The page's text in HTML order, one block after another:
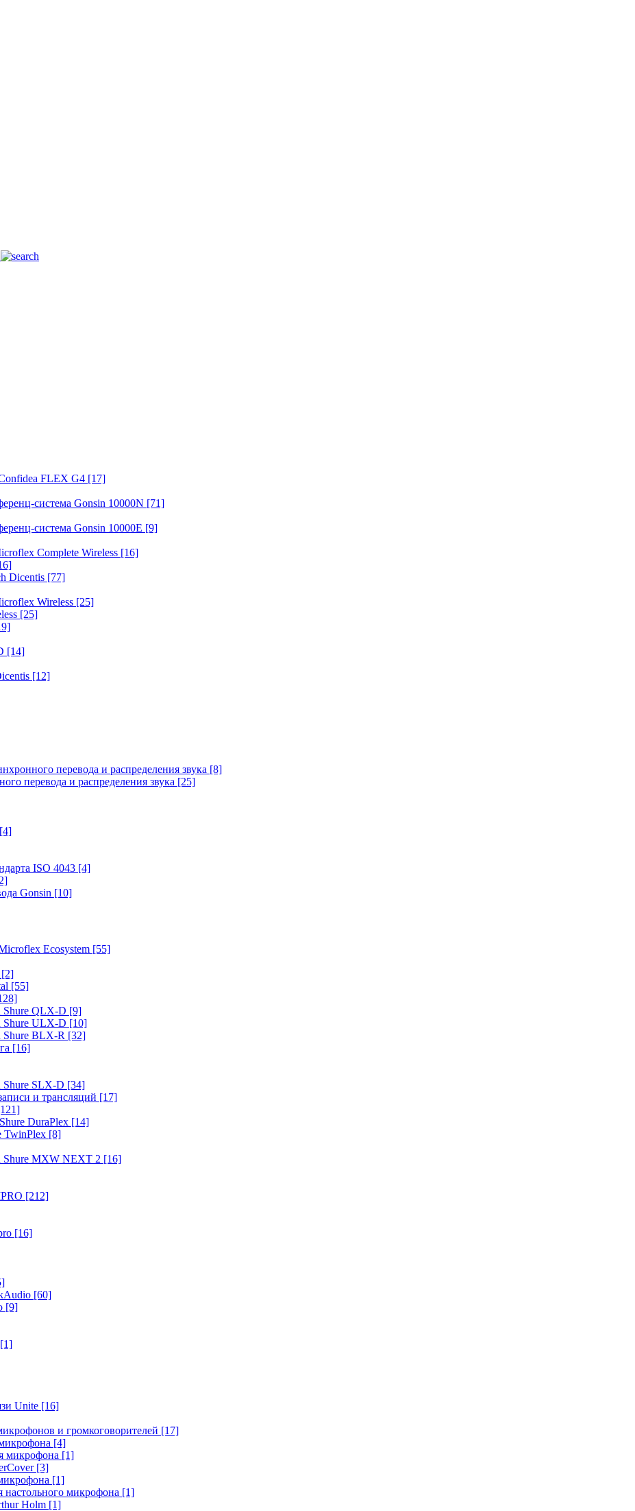
FLEX G4 [17]
система Gonsin 10000N [71]
система Gonsin 10000E [9]
Complete Wireless [16]
Dicentis [77]
Wireless [25]
[25]
[14]
[12]
перевода и распределения звука [8]
перевода и распределения звука [25]
[4]
ISO 4043 [4]
Gonsin [10]
Ecosystem [55]
[2]
[55]
Shure QLX-D [9]
Shure ULX-D [10]
Shure BLX-R [32]
[16]
Shure SLX-D [34]
и трансляций [17]
DuraPlex [14]
TwinPlex [8]
Shure MXW NEXT 2 [16]
[212]
[16]
[60]
[9]
[1]
Unite [16]
и громкоговорителей [17]
[4]
микрофона [1]
[3]
[1]
настольного микрофона [1]
Holm [1]